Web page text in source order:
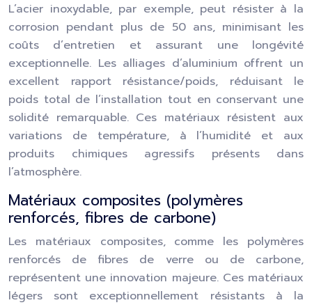
L’acier inoxydable, par exemple, peut résister à la
corrosion pendant plus de 50 ans, minimisant les
coûts d’entretien et assurant une longévité
exceptionnelle. Les alliages d’aluminium offrent un
excellent rapport résistance/poids, réduisant le
poids total de l’installation tout en conservant une
solidité remarquable. Ces matériaux résistent aux
variations de température, à l’humidité et aux
produits chimiques agressifs présents dans
l’atmosphère.
Matériaux composites (polymères
renforcés, fibres de carbone)
Les matériaux composites, comme les polymères
renforcés de fibres de verre ou de carbone,
représentent une innovation majeure. Ces matériaux
légers sont exceptionnellement résistants à la